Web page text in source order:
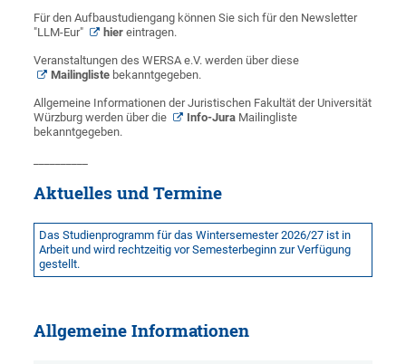
Für den Aufbaustudiengang können Sie sich für den Newsletter
"LLM-Eur"
hier eintragen.
Veranstaltungen des WERSA e.V. werden über diese
Mailingliste bekanntgegeben.
Allgemeine Informationen der Juristischen Fakultät der Universität
Würzburg werden über die
Info-Jura Mailingliste
bekanntgegeben.
Aktuelles und Termine
Das Studienprogramm für das Wintersemester 2026/27 ist in
Arbeit und wird rechtzeitig vor Semesterbeginn zur Verfügung
gestellt.
Allgemeine Informationen